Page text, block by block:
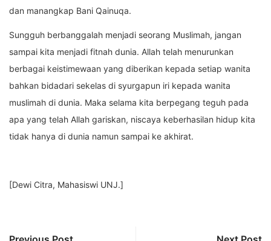
dan manangkap Bani Qainuqa.
Sungguh berbanggalah menjadi seorang Muslimah, jangan
sampai kita menjadi fitnah dunia. Allah telah menurunkan
berbagai keistimewaan yang diberikan kepada setiap wanita
bahkan bidadari sekelas di syurgapun iri kepada wanita
muslimah di dunia. Maka selama kita berpegang teguh pada
apa yang telah Allah gariskan, niscaya keberhasilan hidup kita
tidak hanya di dunia namun sampai ke akhirat.
[Dewi Citra, Mahasiswi UNJ.]